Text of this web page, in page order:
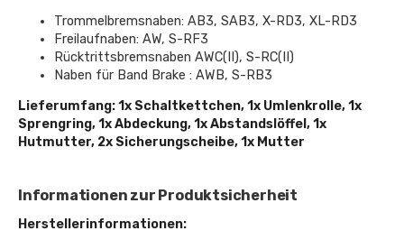
Trommelbremsnaben: AB3, SAB3, X-RD3, XL-RD3
Freilaufnaben: AW, S-RF3
Rücktrittsbremsnaben AWC(II), S-RC(II)
Naben für Band Brake : AWB, S-RB3
Lieferumfang: 1x Schaltkettchen, 1x Umlenkrolle, 1x
Sprengring, 1x Abdeckung, 1x Abstandslöffel, 1x
Hutmutter, 2x Sicherungscheibe, 1x Mutter
Informationen zur Produktsicherheit
Herstellerinformationen: